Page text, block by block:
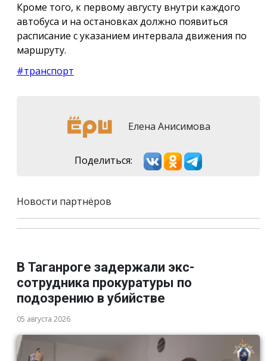
Кроме того, к первому августу внутри каждого
автобуса и на остановках должно появиться
расписание с указанием интервала движения по
маршруту.
#транспорт
Елена Анисимова
Поделиться:
Новости партнёров
В Таганроге задержали экс-
сотрудника прокуратуры по
подозрению в убийстве
05 августа 2026